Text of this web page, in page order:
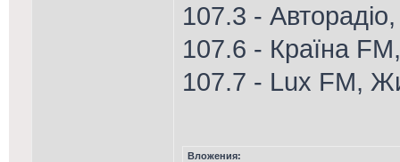
107.3 -
107.6 - Країна
107.7 - Lux FM,
Вложения: